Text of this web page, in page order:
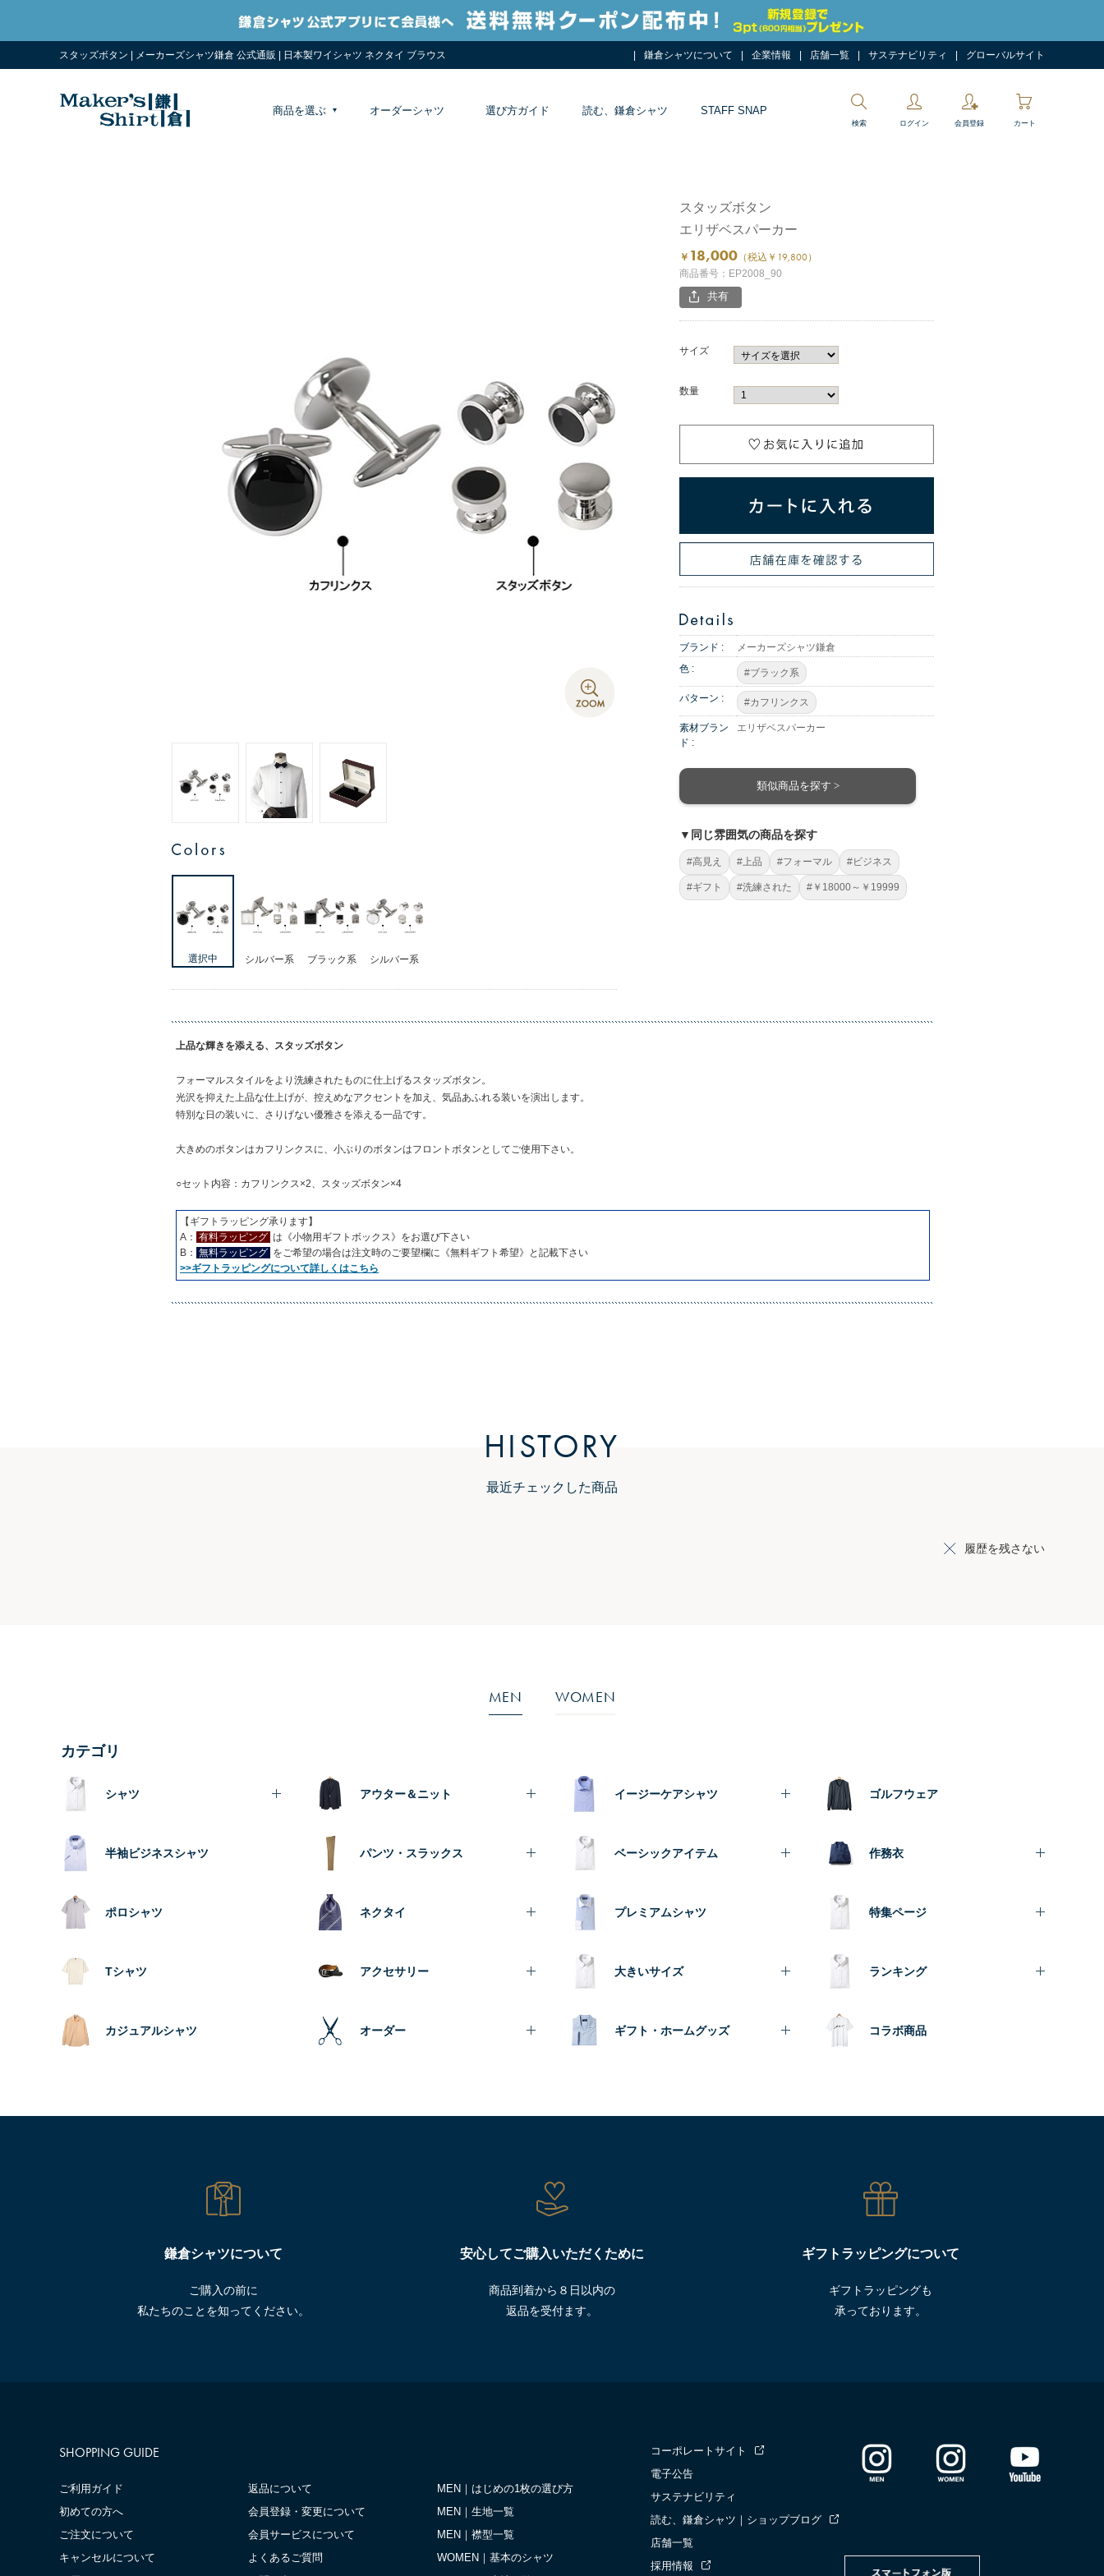
スタッズボタン | メーカーズシャツ鎌倉 公式通販 | 日本製ワイシャツ ネクタイ ブラウス 鎌倉シャツについて 企業情報 店舗一覧 サステナビリティ グローバルサイト
商品を選ぶ オーダーシャツ 選び方ガイド 読む、鎌倉シャツ STAFF SNAP
検索 ログイン 会員登録 カート
シルバー系 ブラック系 シルバー系
スタッズボタン
エリザベスパーカー
￥ 18,000 （税込￥19,800）
商品番号：EP2008_90
共有
サイズ
数量
ブランド :
メーカーズシャツ鎌倉
色 :
#ブラック系
パターン : #カフリンクス
素材ブラン
ド :
エリザベスパーカー
類似商品を探す >
▼同じ雰囲気の商品を探す
#高見え #上品 #フォーマル #ビジネス
#ギフト #洗練された #￥18000～￥19999
上品な輝きを添える、スタッズボタン
フォーマルスタイルをより洗練されたものに仕上げるスタッズボタン。
光沢を抑えた上品な仕上げが、控えめなアクセントを加え、気品あふれる装いを演出します。
特別な日の装いに、さりげない優雅さを添える一品です。
大きめのボタンはカフリンクスに、小ぶりのボタンはフロントボタンとしてご使用下さい。
○セット内容：カフリンクス×2、スタッズボタン×4
【ギフトラッピング承ります】
A： 有料ラッピング は《小物用ギフトボックス》をお選び下さい
B： 無料ラッピング をご希望の場合は注文時のご要望欄に《無料ギフト希望》と記載下さい
>>ギフトラッピングについて詳しくはこちら
HISTORY
最近チェックした商品
履歴を残さない
MEN WOMEN
カテゴリ
シャツ
半袖ビジネスシャツ
ポロシャツ
Tシャツ
カジュアルシャツ
アウター＆ニット
パンツ・スラックス
ネクタイ
アクセサリー
オーダー
イージーケアシャツ
ベーシックアイテム
プレミアムシャツ
大きいサイズ
ギフト・ホームグッズ
ゴルフウェア
作務衣
特集ページ
ランキング
コラボ商品
鎌倉シャツについて
ご購入の前に
私たちのことを知ってください。
安心してご購入いただくために
商品到着から８日以内の
返品を受付ます。
ギフトラッピングについて
ギフトラッピングも
承っております。
SHOPPING GUIDE
ご利用ガイド
初めての方へ
ご注文について
キャンセルについて
返品について
会員登録・変更について
会員サービスについて
よくあるご質問
MEN｜はじめの1枚の選び方
MEN｜生地一覧
MEN｜襟型一覧
WOMEN｜基本のシャツ
コーポレートサイト
電子公告
サステナビリティ
読む、鎌倉シャツ｜ショップブログ
店舗一覧
採用情報